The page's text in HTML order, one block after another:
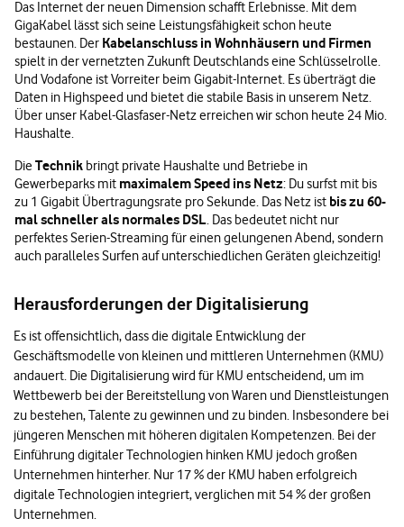
Das Internet der neuen Dimension schafft Erlebnisse. Mit dem
GigaKabel lässt sich seine Leistungsfähigkeit schon heute
bestaunen. Der Kabelanschluss in Wohnhäusern und Firmen
spielt in der vernetzten Zukunft Deutschlands eine Schlüsselrolle.
Und Vodafone ist Vorreiter beim Gigabit-Internet. Es überträgt die
Daten in Highspeed und bietet die stabile Basis in unserem Netz.
Über unser Kabel-Glasfaser-Netz erreichen wir schon heute 24 Mio.
Haushalte.
DieTechnik bringt private Haushalte und Betriebe in
Gewerbeparks mit maximalem Speed ins Netz: Du surfst mit bis
zu 1 Gigabit Übertragungsrate pro Sekunde. Das Netz ist bis zu 60-
mal schneller als normales DSL. Das bedeutet nicht nur
perfektes Serien-Streaming für einen gelungenen Abend, sondern
auch paralleles Surfen auf unterschiedlichen Geräten gleichzeitig!
Herausforderungen der Digitalisierung
Es ist offensichtlich, dass die digitale Entwicklung der
Geschäftsmodelle von kleinen und mittleren Unternehmen (KMU)
andauert. Die Digitalisierung wird für KMU entscheidend, um im
Wettbewerb bei der Bereitstellung von Waren und Dienstleistungen
zu bestehen, Talente zu gewinnen und zu binden. Insbesondere bei
jüngeren Menschen mit höheren digitalen Kompetenzen. Bei der
Einführung digitaler Technologien hinken KMU jedoch großen
Unternehmen hinterher. Nur 17 % der KMU haben erfolgreich
digitale Technologien integriert, verglichen mit 54 % der großen
Unternehmen.